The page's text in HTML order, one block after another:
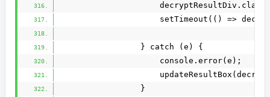
setTimeout(() =>
                } catch (e) {
                    console.error(e);
                }